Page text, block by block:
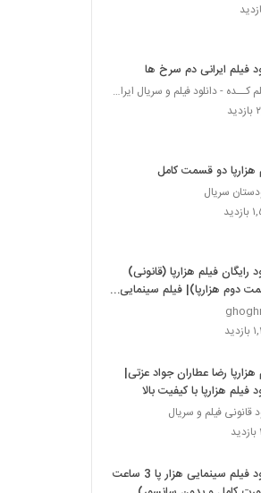
فیلم ایرانی دم سرخ ها
فیــلم کــده - دانلود فیلم و سریال ایرانی (رایگان)
هزارپا دو قسمت کامل
سریال
رایگان فیلم هزارپا (قانونی)
دوم هزارپا)| فیلم سینمایی
هزارپا رضا عطاران جواد عزتی|
فیلم هزارپا با کیفیت بالا
قانونی فیلم و سریال
دانلود فیلم سینمایی هزار پا 3 ساعت